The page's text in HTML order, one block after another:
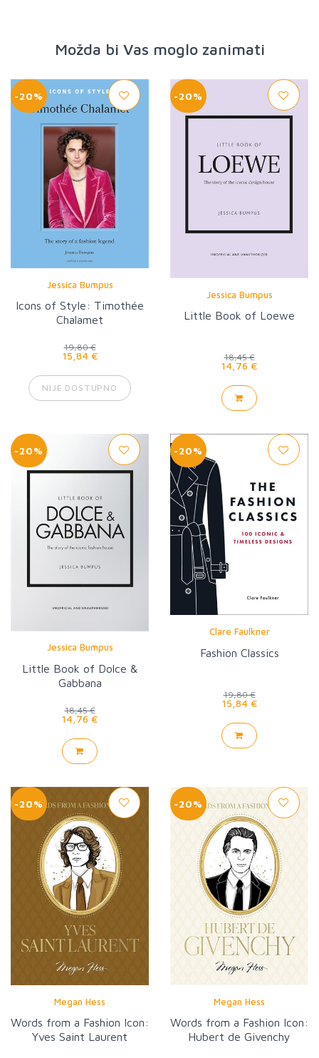
Možda bi Vas moglo zanimati
-20%
Jessica Bumpus
Icons of Style: Timothée
Chalamet
19,80 €
15,84 €
NIJE DOSTUPNO
-20%
Jessica Bumpus
Little Book of Loewe
18,45 €
14,76 €
-20%
Jessica Bumpus
Little Book of Dolce &
Gabbana
18,45 €
14,76 €
-20%
Clare Faulkner
Fashion Classics
19,80 €
15,84 €
-20%
Megan Hess
Words from a Fashion Icon:
Yves Saint Laurent
-20%
Megan Hess
Words from a Fashion Icon:
Hubert de Givenchy